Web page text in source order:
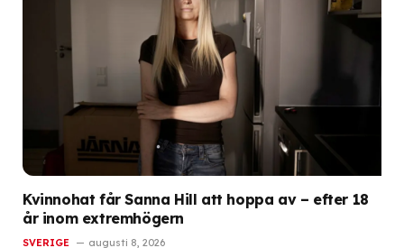
Kvinnohat får Sanna Hill att hoppa av – efter 18
år inom extremhögern
SVERIGE augusti 8, 2026